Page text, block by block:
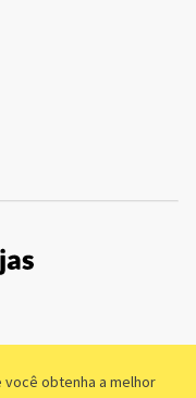
obtenha a melhor